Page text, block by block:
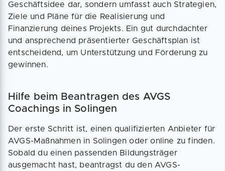
Geschäftsidee dar, sondern umfasst auch Strategien,
Ziele und Pläne für die Realisierung und
Finanzierung deines Projekts. Ein gut durchdachter
und ansprechend präsentierter Geschäftsplan ist
entscheidend, um Unterstützung und Förderung zu
gewinnen.
Hilfe beim Beantragen des AVGS
Coachings in Solingen
Der erste Schritt ist, einen qualifizierten Anbieter für
AVGS-Maßnahmen in Solingen oder online zu finden.
Sobald du einen passenden Bildungsträger
ausgemacht hast, beantragst du den AVGS-